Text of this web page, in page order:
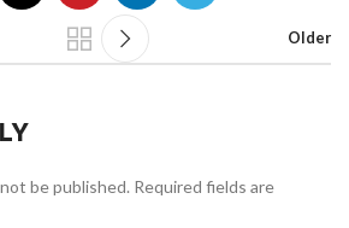
Older
be published. Required fields are